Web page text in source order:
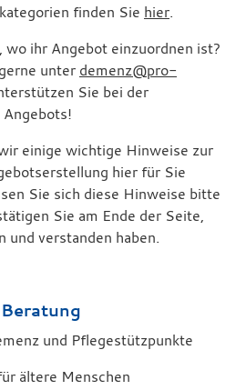
finden Sie hier.
wo ihr Angebot einzuordnen ist?
unter demenz@pro-
Sie bei der
einige wichtige Hinweise zur
hier für Sie
Sie sich diese Hinweise bitte
Sie am Ende der Seite,
und verstanden haben.
und Pflegestützpunkte
ältere Menschen